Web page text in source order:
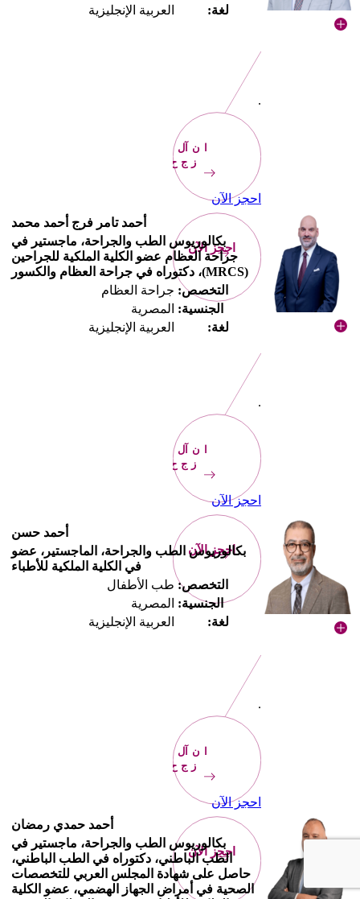
لغة:
العربية الإنجليزية
.
احجز
الآن
احجز الآن
احجز الآن
أحمد تامر فرج أحمد محمد
بكالوريوس الطب والجراحة، ماجستير في
جراحة العظام عضو الكلية الملكية للجراحين
(MRCS)، دكتوراه في جراحة العظام والكسور
التخصص: جراحة العظام
الجنسية: المصرية
لغة:
العربية الإنجليزية
.
احجز
الآن
احجز الآن
احجز الآن
أحمد حسن
بكالوريوس الطب والجراحة، الماجستير، عضو
في الكلية الملكية للأطباء
التخصص: طب الأطفال
الجنسية: المصرية
لغة:
العربية الإنجليزية
.
احجز
الآن
احجز الآن
احجز الآن
أحمد حمدي رمضان
بكالوريوس الطب والجراحة، ماجستير في
الطب الباطني، دكتوراه في الطب الباطني،
حاصل على شهادة المجلس العربي للتخصصات
الصحية في أمراض الجهاز الهضمي، عضو الكلية